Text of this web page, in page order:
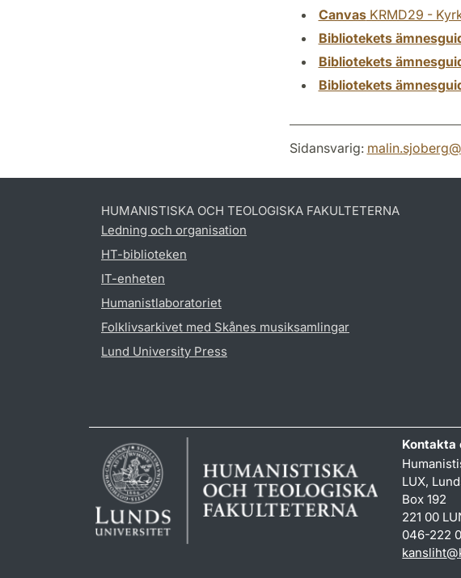
CanvasKRMD29 -
Bibliotekets
Bibliotekets
Bibliotekets
Sidansvarig: malin.sjoberg@
HUMANISTISKA OCH TEOLOGISKA FAKULTETERNA
Ledning och organisation
HT-biblioteken
IT-enheten
Humanistlaboratoriet
Folklivsarkivet med Skånes musiksamlingar
Lund University Press
Kontakta
LUX,
Box 192
221 00
046-222
kansliht@